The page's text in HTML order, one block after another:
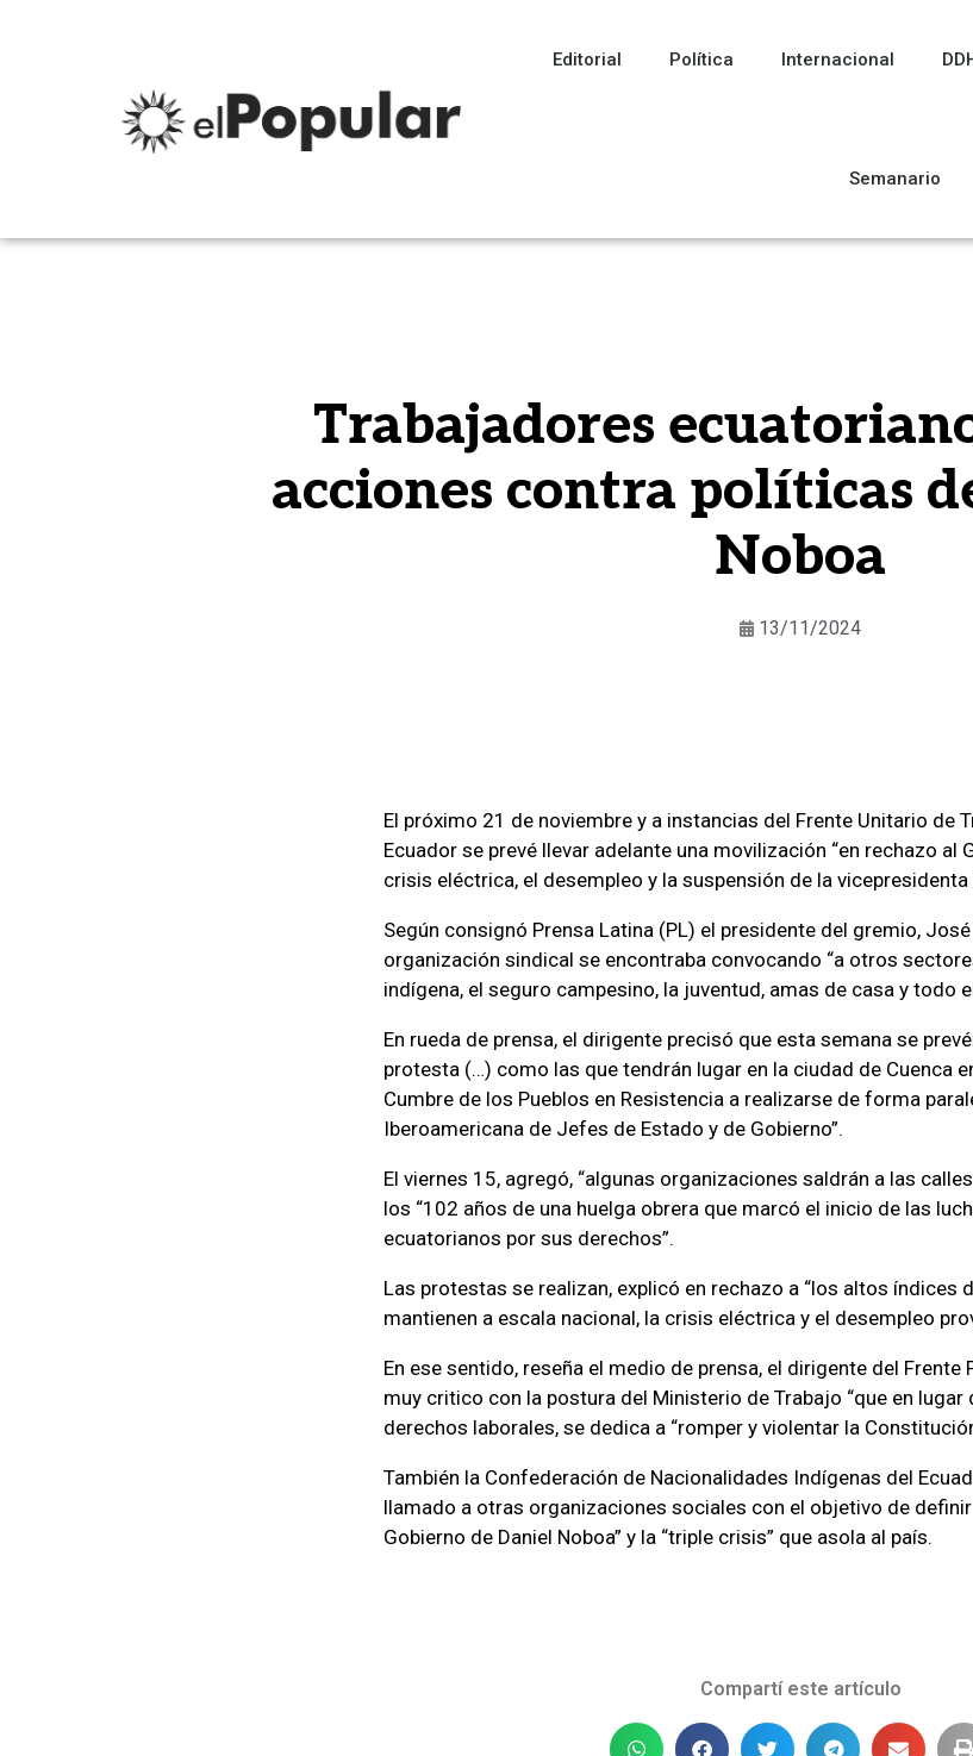
Editorial Política Internacional
Semanario
Trabajadores
acciones contra políticas
Noboa
13/11/2024
El próximo 21 de noviembre y a instancias del Frente Unitario de
Ecuador se prevé llevar adelante una movilización “en rechazo al
crisis eléctrica, el desempleo y la suspensión de la vicepresidenta
Según consignó Prensa Latina (PL) el presidente del gremio,
organización sindical se encontraba convocando “a otros
indígena, el seguro campesino, la juventud, amas de casa y todo
En rueda de prensa, el dirigente precisó que esta semana se
protesta (…) como las que tendrán lugar en la ciudad de Cuenca
Cumbre de los Pueblos en Resistencia a realizarse de forma
Iberoamericana de Jefes de Estado y de Gobierno”.
El viernes 15, agregó, “algunas organizaciones saldrán a las
los “102 años de una huelga obrera que marcó el inicio de las
ecuatorianos por sus derechos”.
Las protestas se realizan, explicó en rechazo a “los altos índices
mantienen a escala nacional, la crisis eléctrica y el desempleo
En ese sentido, reseña el medio de prensa, el dirigente del Frente
muy critico con la postura del Ministerio de Trabajo “que en
derechos laborales, se dedica a “romper y violentar la
También la Confederación de Nacionalidades Indígenas del
llamado a otras organizaciones sociales con el objetivo de
Gobierno de Daniel Noboa” y la “triple crisis” que asola al país.
Compartí este artículo